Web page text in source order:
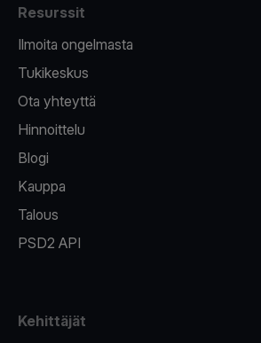
Resurssit
Ilmoita ongelmasta
Tukikeskus
Ota yhteyttä
Hinnoittelu
Blogi
Kauppa
Talous
PSD2 API
Kehittäjät